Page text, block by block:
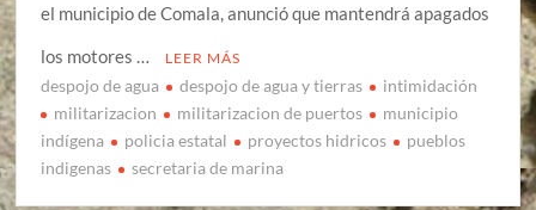
el municipio de Comala, anunció que mantendrá apagados
los motores …
LEER MÁS
despojo de agua despojo de agua y tierras
intimidación
militarizacion
militarizacion de puertos
municipio
indígena
policia estatal proyectos hidricos
pueblos
indigenas
secretaria de marina